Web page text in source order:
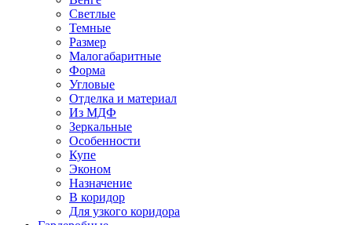
Светлые
Темные
Размер
Малогабаритные
Форма
Угловые
Отделка и материал
Из МДФ
Зеркальные
Особенности
Купе
Эконом
Назначение
В коридор
Для узкого коридора